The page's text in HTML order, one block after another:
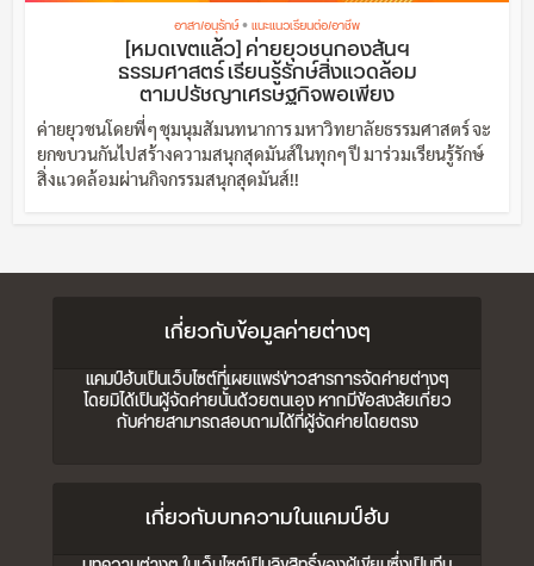
อาสา/อนุรักษ์•แนะแนวเรียนต่อ/อาชีพ
[หมดเขตแล้ว] ค่ายยุวชนกองสันฯ
ธรรมศาสตร์ เรียนรู้รักษ์สิ่งแวดล้อม
ตามปรัชญาเศรษฐกิจพอเพียง
ค่ายยุวชนโดยพี่ๆ ชุมนุมสัมนทนาการ มหาวิทยาลัยธรรมศาสตร์ จะ
ยกขบวนกันไปสร้างความสนุกสุดมันส์ในทุกๆ ปี มาร่วมเรียนรู้รักษ์
สิ่งแวดล้อมผ่านกิจกรรมสนุกสุดมันส์!!
เกี่ยวกับข้อมูลค่ายต่างๆ
แคมป์ฮับเป็นเว็บไซต์ที่เผยแพร่ข่าวสารการจัดค่ายต่างๆ
โดยมิได้เป็นผู้จัดค่ายนั้นด้วยตนเอง หากมีข้อสงสัยเกี่ยว
กับค่ายสามารถสอบถามได้ที่ผู้จัดค่ายโดยตรง
เกี่ยวกับบทความในแคมป์ฮับ